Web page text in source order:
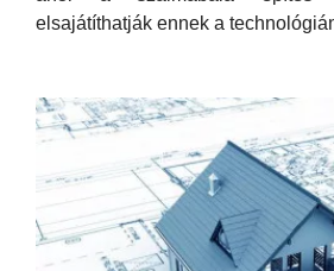
elsajátíthatják ennek a